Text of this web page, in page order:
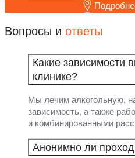
Вопросы и ответы
Какие зависимости
клинике?
Мы лечим алкогольную,
зависимость, а также
и комбинированными
Анонимно ли